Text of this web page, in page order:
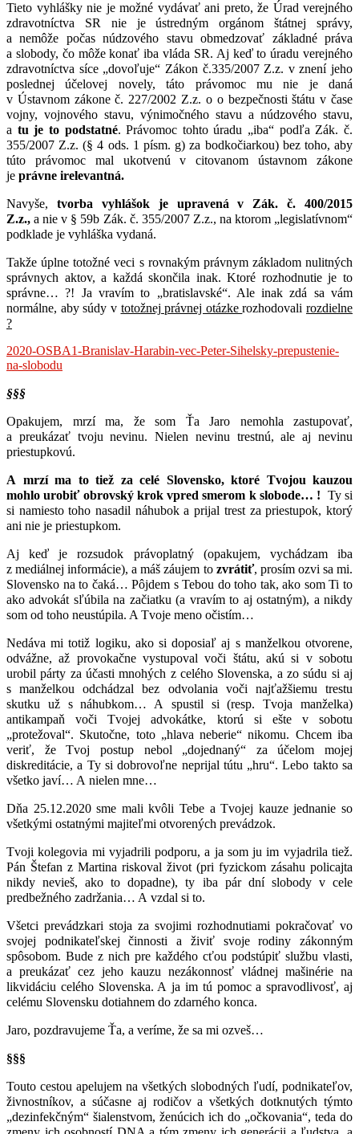
Tieto vyhlášky nie je možné vydávať ani preto, že Úrad verejného
zdravotníctva SR nie je ústredným orgánom štátnej správy,
a nemôže počas núdzového stavu obmedzovať základné práva
a slobody, čo môže konať iba vláda SR. Aj keď to úradu verejného
zdravotníctva síce „dovoľuje“ Zákon č.335/2007 Z.z. v znení jeho
poslednej účelovej novely, táto právomoc mu nie je daná
v Ústavnom zákone č. 227/2002 Z.z. o o bezpečnosti štátu v čase
vojny, vojnového stavu, výnimočného stavu a núdzového stavu,
a tu je to podstatné. Právomoc tohto úradu „iba“ podľa Zák. č.
355/2007 Z.z. (§ 4 ods. 1 písm. g) za bodkočiarkou) bez toho, aby
túto právomoc mal ukotvenú v citovanom ústavnom zákone
je právne irelevantná.
Navyše, tvorba vyhlášok je upravená v Zák. č. 400/2015
Z.z., a nie v § 59b Zák. č. 355/2007 Z.z., na ktorom „legislatívnom“
podklade je vyhláška vydaná.
Takže úplne totožné veci s rovnakým právnym základom nulitných
správnych aktov, a každá skončila inak. Ktoré rozhodnutie je to
správne… ?! Ja vravím to „bratislavské“. Ale inak zdá sa vám
normálne, aby súdy v totožnej právnej otázkerozhodovali rozdielne
?
2020-OSBA1-Branislav-Harabin-vec-Peter-Sihelsky-prepustenie-
na-slobodu
§§§
Opakujem, mrzí ma, že som Ťa Jaro nemohla zastupovať,
a preukázať tvoju nevinu. Nielen nevinu trestnú, ale aj nevinu
priestupkovú.
A mrzí ma to tiež za celé Slovensko, ktoré Tvojou kauzou
mohlo urobiť obrovský krok vpred smerom k slobode… ! Ty si
si namiesto toho nasadil náhubok a prijal trest za priestupok, ktorý
ani nie je priestupkom.
Aj keď je rozsudok právoplatný (opakujem, vychádzam iba
z mediálnej informácie), a máš záujem to zvrátiť, prosím ozvi sa mi.
Slovensko na to čaká… Pôjdem s Tebou do toho tak, ako som Ti to
ako advokát sľúbila na začiatku (a vravím to aj ostatným), a nikdy
som od toho neustúpila. A Tvoje meno očistím…
Nedáva mi totiž logiku, ako si doposiaľ aj s manželkou otvorene,
odvážne, až provokačne vystupoval voči štátu, akú si v sobotu
urobil párty za účasti mnohých z celého Slovenska, a zo súdu si aj
s manželkou odchádzal bez odvolania voči najťažšiemu trestu
skutku už s náhubkom… A spustil si (resp. Tvoja manželka)
antikampaň voči Tvojej advokátke, ktorú si ešte v sobotu
„protežoval“. Skutočne, toto „hlava neberie“ nikomu. Chcem iba
veriť, že Tvoj postup nebol „dojednaný“ za účelom mojej
diskreditácie, a Ty si dobrovoľne neprijal tútu „hru“. Lebo takto sa
všetko javí… A nielen mne…
Dňa 25.12.2020 sme mali kvôli Tebe a Tvojej kauze jednanie so
všetkými ostatnými majiteľmi otvorených prevádzok.
Tvoji kolegovia mi vyjadrili podporu, a ja som ju im vyjadrila tiež.
Pán Štefan z Martina riskoval život (pri fyzickom zásahu policajta
nikdy nevieš, ako to dopadne), ty iba pár dní slobody v cele
predbežného zadržania… A vzdal si to.
Všetci prevádzkari stoja za svojimi rozhodnutiami pokračovať vo
svojej podnikateľskej činnosti a živiť svoje rodiny zákonným
spôsobom. Bude z nich pre každého cťou podstúpiť službu vlasti,
a preukázať cez jeho kauzu nezákonnosť vládnej mašinérie na
likvidáciu celého Slovenska. A ja im tú pomoc a spravodlivosť, aj
celému Slovensku dotiahnem do zdarného konca.
Jaro, pozdravujeme Ťa, a veríme, že sa mi ozveš…
§§§
Touto cestou apelujem na všetkých slobodných ľudí, podnikateľov,
živnostníkov, a súčasne aj rodičov a všetkých dotknutých týmto
„dezinfekčným“ šialenstvom, ženúcich ich do „očkovania“, teda do